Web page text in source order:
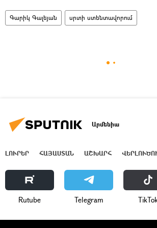
Գարիկ Գալեյան սրտի ստենտավորում
Արմենիա
ԼՈՒՐԵՐ ՀԱՅԱՍՏԱՆ ԱՇԽԱՐՀ
Rutube Telegram